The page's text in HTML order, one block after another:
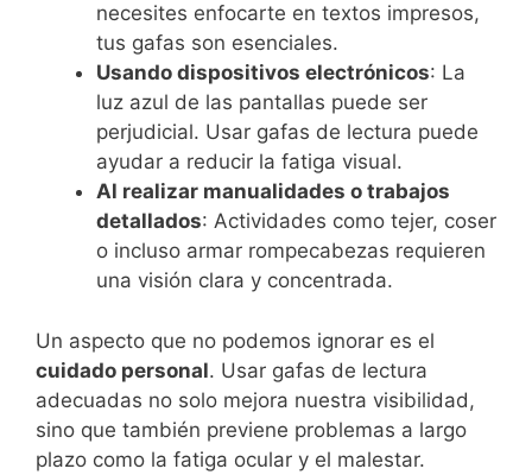
necesites enfocarte en textos impresos,
tus gafas son esenciales.
Usando dispositivos electrónicos: La
luz azul de las pantallas puede ser
perjudicial. Usar gafas de lectura puede
ayudar a reducir la fatiga visual.
Al realizar manualidades o trabajos
detallados: Actividades como tejer, coser
o incluso armar rompecabezas requieren
una visión clara y concentrada.
Un aspecto que no podemos ignorar es el
cuidado personal. Usar gafas de lectura
adecuadas no solo mejora nuestra visibilidad,
sino que también previene problemas a largo
plazo como la fatiga ocular y el malestar.